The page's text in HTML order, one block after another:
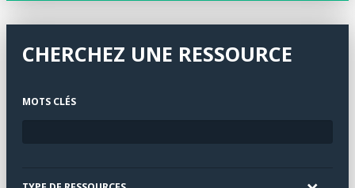
CHERCHEZ UNE RESSOURCE
MOTS CLÉS